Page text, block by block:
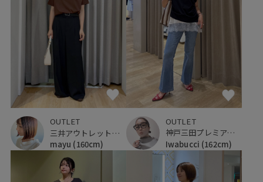
OUTLET
三井アウトレットパーク ジャズドリーム長島
mayu (160cm)
OUTLET
神戸三田プレミアム・アウトレット
Iwabucci (162cm)